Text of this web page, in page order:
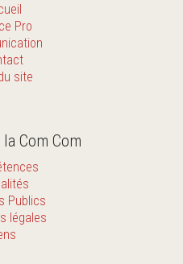
Pro
site
Com Com
Publics
légales